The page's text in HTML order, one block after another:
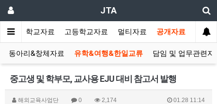
JTA
방 중학교자료 고등학교자료 멀티자료 공개자료
동아리&창체자료 유학&여행&한일교류 담임 및 업무관련자
중고생 및 학부모, 교사용 EJU 대비 참고서 발행
해외교육사업단 0 2,174 01.28 11:14